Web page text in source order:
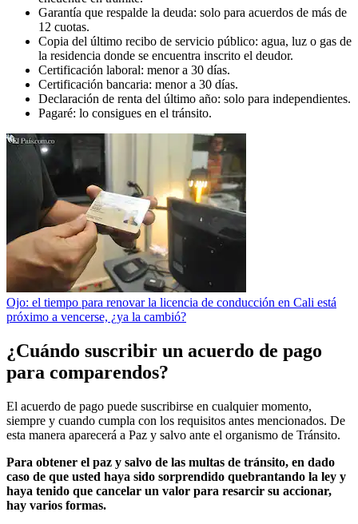
Garantía que respalde la deuda: solo para acuerdos de más de
12 cuotas.
Copia del último recibo de servicio público: agua, luz o gas de
la residencia donde se encuentra inscrito el deudor.
Certificación laboral: menor a 30 días.
Certificación bancaria: menor a 30 días.
Declaración de renta del último año: solo para independientes.
Pagaré: lo consigues en el tránsito.
Ojo: el tiempo para renovar la licencia de conducción en Cali está
próximo a vencerse, ¿ya la cambió?
¿Cuándo suscribir un acuerdo de pago
para comparendos?
El acuerdo de pago puede suscribirse en cualquier momento,
siempre y cuando cumpla con los requisitos antes mencionados. De
esta manera aparecerá a Paz y salvo ante el organismo de Tránsito.
Para obtener el paz y salvo de las multas de tránsito, en dado
caso de que usted haya sido sorprendido quebrantando la ley y
haya tenido que cancelar un valor para resarcir su accionar,
hay varios formas.